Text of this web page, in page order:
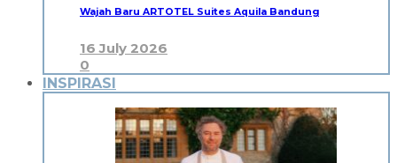
Wajah Baru ARTOTEL Suites Aquila Bandung
16 July 2026
0
INSPIRASI